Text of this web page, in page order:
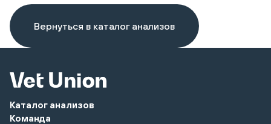
Вернуться в каталог анализов
Каталог анализов
Команда